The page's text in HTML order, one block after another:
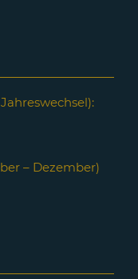
– Dezember)